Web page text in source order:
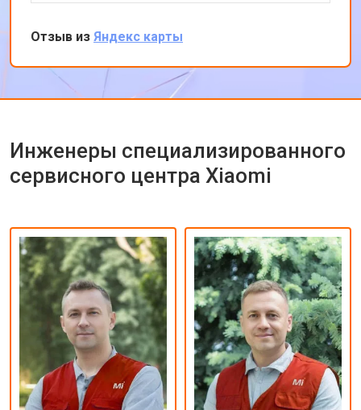
оставил заявку, в обед курьер приехал и к
вечеру ноутбук был готов-очень быстро.
Впечатлен оперативностью и качеством
ремонта.
Отзыв из Яндекс карты
Инженеры специализированного
сервисного центра Xiaomi